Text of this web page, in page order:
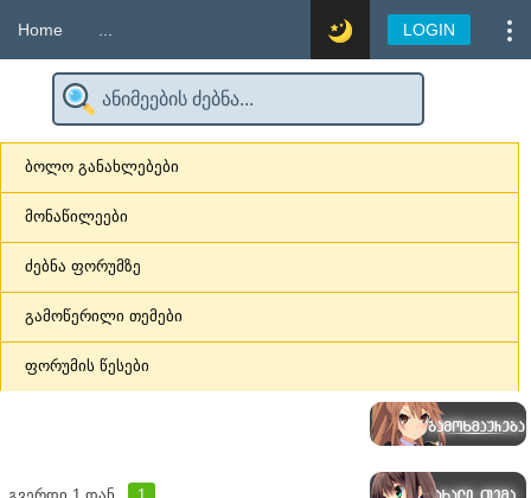
Home LOGIN
ბოლო განახლებები
მონაწილეები
ძებნა ფორუმზე
გამოწერილი თემები
ფორუმის წესები